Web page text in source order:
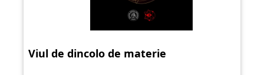
Viul de dincolo de materie